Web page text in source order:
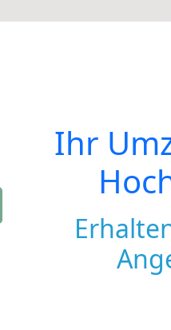
Ihr